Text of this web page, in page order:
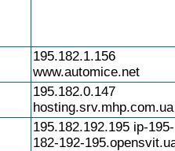
195.182.1.156
www.automice.net
195.182.0.147
hosting.srv.mhp.com.ua
195.182.192.195 ip-195-
182-192-